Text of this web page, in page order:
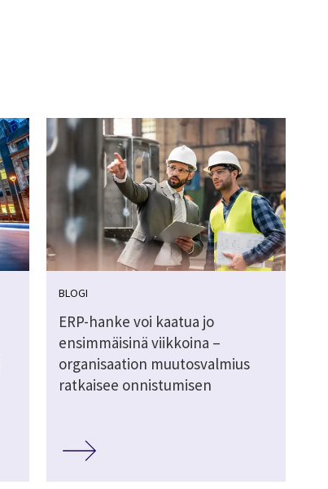
BLOGI
ERP-hanke voi kaatua jo
ensimmäisinä viikkoina –
organisaation muutosvalmius
ratkaisee onnistumisen